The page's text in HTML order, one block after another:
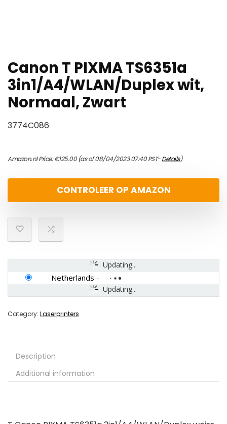
Canon T PIXMA TS6351a
3in1/A4/WLAN/Duplex wit,
Normaal, Zwart
3774C086
Amazon.nl Price:€125.00(as of 08/04/2023 07:40 PST-Details)
CONTROLEER OP AMAZON
Updating...
Updating...
Netherlands -
Category: Laserprinters
Description
Additional information